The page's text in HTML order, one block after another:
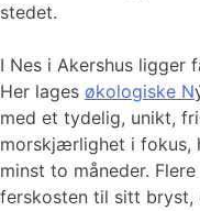
stedet.
I Nes i Akershus ligger
Her lages økologiske N
med et tydelig, unikt,
morskjærlighet i fokus,
minst to måneder.
ferskosten til sitt